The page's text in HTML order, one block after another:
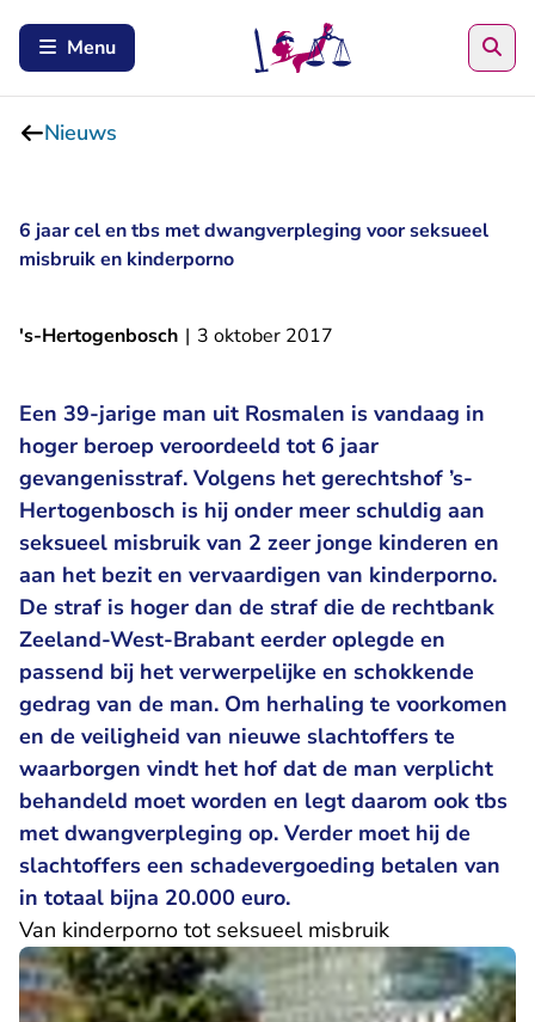
Menu
Nieuws
6 jaar cel en tbs met dwangverpleging voor seksueel
misbruik en kinderporno
's-Hertogenbosch | 3 oktober 2017
Een 39-jarige man uit Rosmalen is vandaag in
hoger beroep veroordeeld tot 6 jaar
gevangenisstraf. Volgens het gerechtshof ’s-
Hertogenbosch is hij onder meer schuldig aan
seksueel misbruik van 2 zeer jonge kinderen en
aan het bezit en vervaardigen van kinderporno.
De straf is hoger dan de straf die de rechtbank
Zeeland-West-Brabant eerder oplegde en
passend bij het verwerpelijke en schokkende
gedrag van de man. Om herhaling te voorkomen
en de veiligheid van nieuwe slachtoffers te
waarborgen vindt het hof dat de man verplicht
behandeld moet worden en legt daarom ook tbs
met dwangverpleging op. Verder moet hij de
slachtoffers een schadevergoeding betalen van
in totaal bijna 20.000 euro.
Van kinderporno tot seksueel misbruik